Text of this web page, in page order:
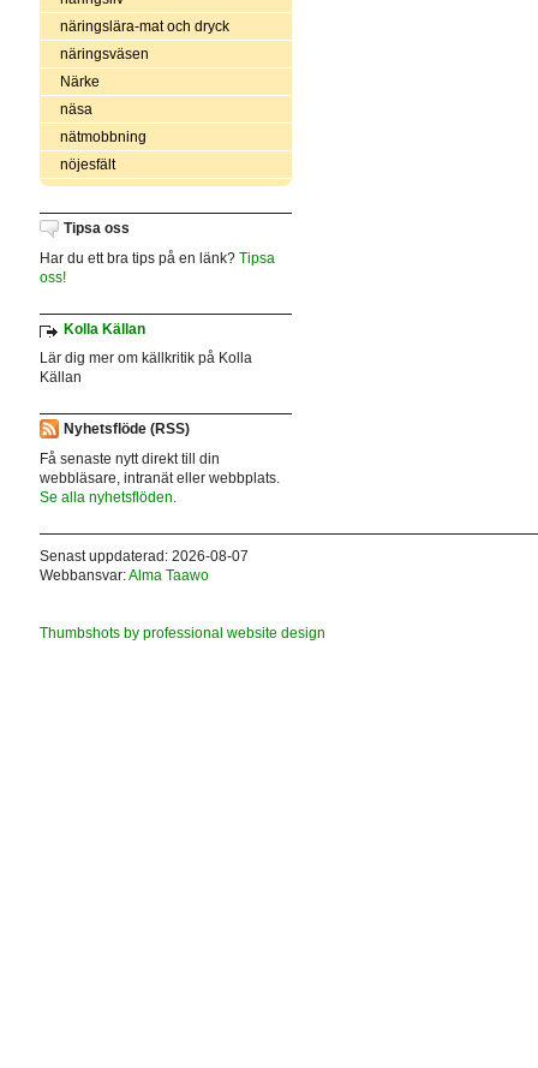
näringslära-mat och dryck
näringsväsen
Närke
näsa
nätmobbning
nöjesfält
Tipsa oss
Har du ett bra tips på en länk? Tipsa
oss!
Kolla Källan
Lär dig mer om källkritik på Kolla
Källan
Nyhetsflöde (RSS)
Få senaste nytt direkt till din
webbläsare, intranät eller webbplats.
Se alla nyhetsflöden.
Senast uppdaterad: 2026-08-07
Webbansvar:Alma Taawo
Thumbshots by professional website design